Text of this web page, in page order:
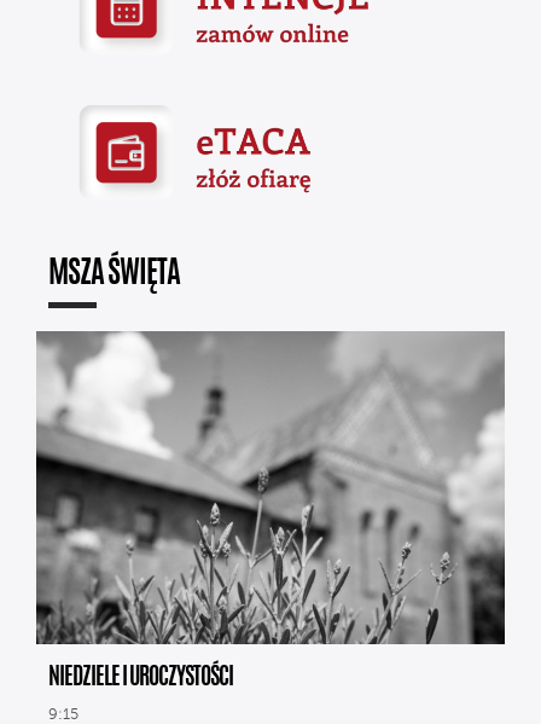
MSZA ŚWIĘTA
NIEDZIELE I UROCZYSTOŚCI
9:15